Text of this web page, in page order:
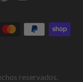
Tumblr
TwitterYouTube
reservados.